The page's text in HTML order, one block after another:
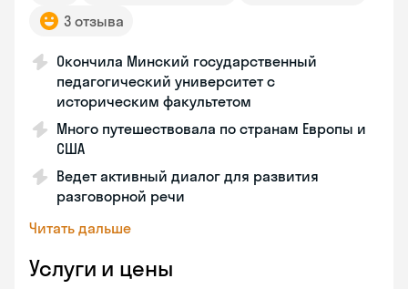
3 отзыва
Окончила Минский государственный
педагогический университет с
историческим факультетом
Много путешествовала по странам Европы и
США
Ведет активный диалог для развития
разговорной речи
Читать дальше
Услуги и цены